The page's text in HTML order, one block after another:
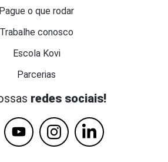
Pague o que rodar
Trabalhe conosco
Escola Kovi
Parcerias
redes sociais!